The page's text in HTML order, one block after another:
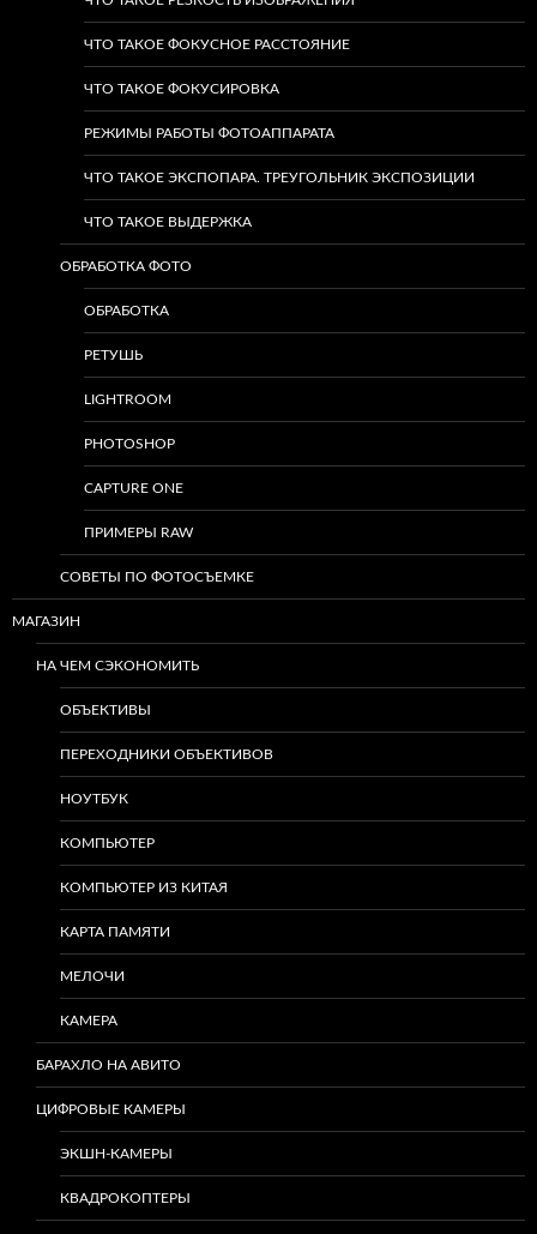
ЧТО ТАКОЕ ФОКУСНОЕ РАССТОЯНИЕ
ЧТО ТАКОЕ ФОКУСИРОВКА
РЕЖИМЫ РАБОТЫ ФОТОАППАРАТА
ЧТО ТАКОЕ ЭКСПОПАРА. ТРЕУГОЛЬНИК ЭКСПОЗИЦИИ
ЧТО ТАКОЕ ВЫДЕРЖКА
ОБРАБОТКА ФОТО
ОБРАБОТКА
РЕТУШЬ
LIGHTROOM
PHOTOSHOP
CAPTURE ONE
ПРИМЕРЫ RAW
СОВЕТЫ ПО ФОТОСЪЕМКЕ
МАГАЗИН
НА ЧЕМ СЭКОНОМИТЬ
ОБЪЕКТИВЫ
ПЕРЕХОДНИКИ ОБЪЕКТИВОВ
НОУТБУК
КОМПЬЮТЕР
КОМПЬЮТЕР ИЗ КИТАЯ
КАРТА ПАМЯТИ
МЕЛОЧИ
КАМЕРА
БАРАХЛО НА АВИТО
ЦИФРОВЫЕ КАМЕРЫ
ЭКШН-КАМЕРЫ
КВАДРОКОПТЕРЫ